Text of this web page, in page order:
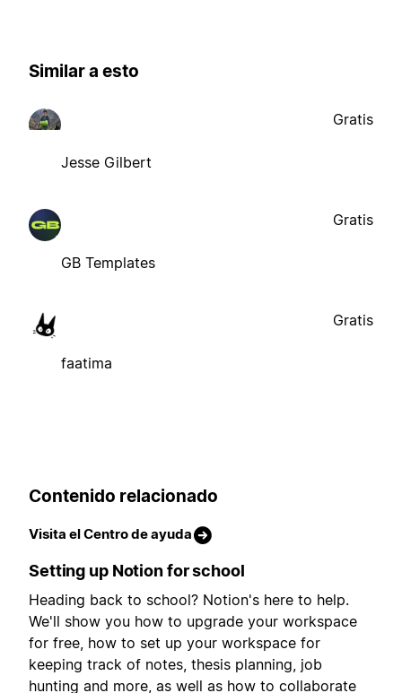
Similar a esto
Jesse Gilbert
Gratis
GB Templates
Gratis
faatima
Gratis
Contenido relacionado
Visita el Centro de ayuda
Setting up Notion for school
Heading back to school? Notion's here to help.
We'll show you how to upgrade your workspace
for free, how to set up your workspace for
keeping track of notes, thesis planning, job
hunting and more, as well as how to collaborate